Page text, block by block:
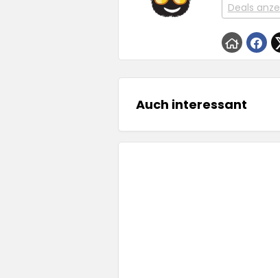
Deals
Auch interessant